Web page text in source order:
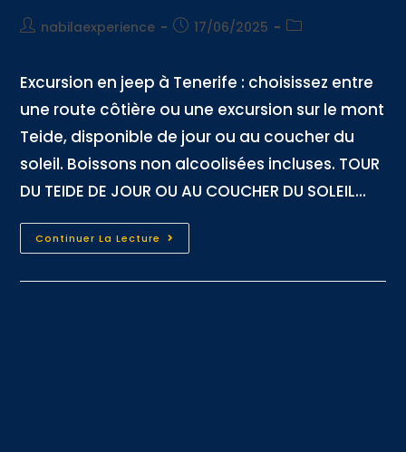
nabilaexperience 17/06/2025
Excursion en jeep à Tenerife : choisissez entre
une route côtière ou une excursion sur le mont
Teide, disponible de jour ou au coucher du
soleil. Boissons non alcoolisées incluses. TOUR
DU TEIDE DE JOUR OU AU COUCHER DU SOLEIL...
Continuer La Lecture